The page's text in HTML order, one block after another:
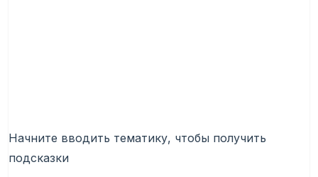
Начните вводить тематику, чтобы получить
подсказки